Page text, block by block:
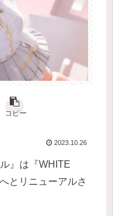
コピー
2023.10.26
』は『WHITE
とリニューアルさ